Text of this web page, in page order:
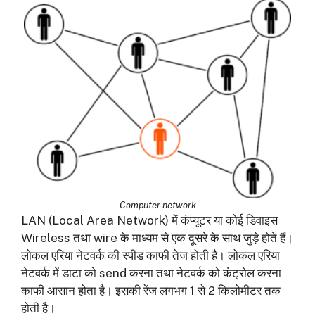
Computer network
LAN (Local Area Network) में कंप्यूटर या कोई डिवाइस
Wireless तथा wire के माध्यम से एक दूसरे के साथ जुड़े होते हैं।
लोकल एरिया नेटवर्क की स्पीड काफी तेज होती है। लोकल एरिया
नेटवर्क में डाटा को send करना तथा नेटवर्क को कंट्रोल करना
काफी आसान होता है। इसकी रेंज लगभग 1 से 2 किलोमीटर तक
होती है।